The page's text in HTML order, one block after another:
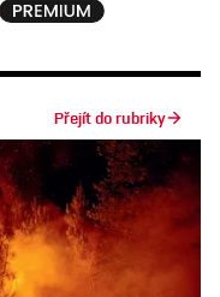
Přejít do rubriky